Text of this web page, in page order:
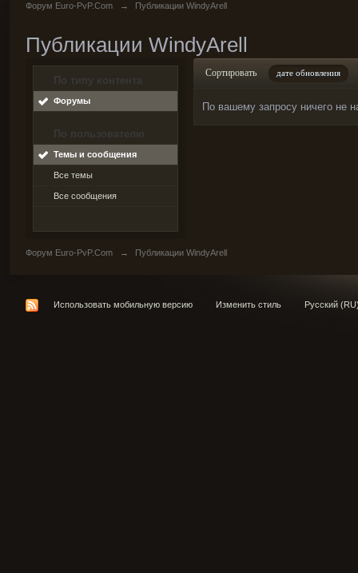
Форум Euro-PvP.Com → Публикации WindyArell
Публикации WindyArell
По типу контента
Форумы
По пользователю
Темы и сообщения
Все темы
Все сообщения
Сортировать дате обновления
По вашему запросу ничего не
Форум Euro-PvP.Com → Публикации WindyArell
Использовать мобильную версию Изменить стиль Русский